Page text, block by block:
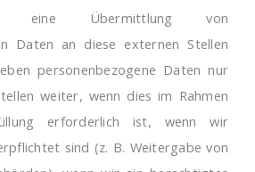
eine Übermittlung von
Daten an diese externen Stellen
personenbezogene Daten nur
weiter, wenn dies im Rahmen
erforderlich ist, wenn wir
sind (z. B. Weitergabe von